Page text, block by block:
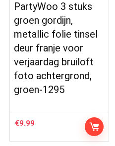
PartyWoo 3 stuks
groen gordijn,
metallic folie tinsel
deur franje voor
verjaardag bruiloft
foto achtergrond,
groen-1295
€9.99